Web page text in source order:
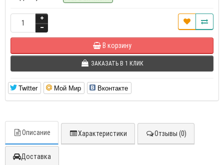
В корзину
ЗАКАЗАТЬ В 1 КЛИК
Twitter Мой Мир Вконтакте
Описание Характеристики Отзывы (0)
Доставка